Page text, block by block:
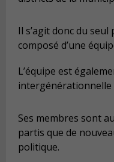
Il s’agit donc du
composé d’une
L’équipe est
intergénérationnelle
Ses membres sont
partis que de
politique.